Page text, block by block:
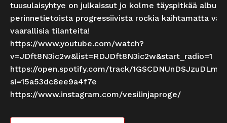
tuusulaisyhtye on julkaissut jo kolme täyspitkää
perinnetietoista progressiivista rockia kaihtamatta
vaarallisia tilanteita!
https://www.youtube.com/watch?
v=JDft8N3ic2w&list=RDJDft8N3ic2w&start_radio=1
https://open.spotify.com/track/
si=15a53dc8ee9a4f7e
https://www.instagram.com/vesilinjaproge/